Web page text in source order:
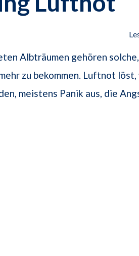
Albträumen gehören
zu bekommen. Luftnot löst,
meistens Panik aus, die